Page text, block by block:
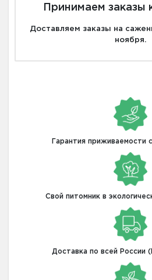
Принимаем заказы
Доставляем заказы на
ноября.
Гарантия приживаемости
Свой питомник в
Доставка по всей России